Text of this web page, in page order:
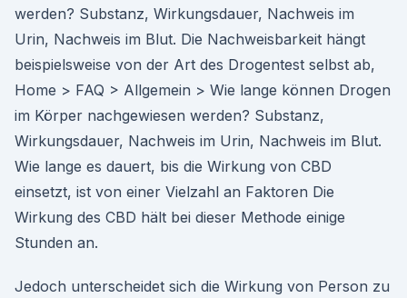
werden? Substanz, Wirkungsdauer, Nachweis im
Urin, Nachweis im Blut. Die Nachweisbarkeit hängt
beispielsweise von der Art des Drogentest selbst ab,
Home > FAQ > Allgemein > Wie lange können Drogen
im Körper nachgewiesen werden? Substanz,
Wirkungsdauer, Nachweis im Urin, Nachweis im Blut.
Wie lange es dauert, bis die Wirkung von CBD
einsetzt, ist von einer Vielzahl an Faktoren Die
Wirkung des CBD hält bei dieser Methode einige
Stunden an.
Jedoch unterscheidet sich die Wirkung von Person zu